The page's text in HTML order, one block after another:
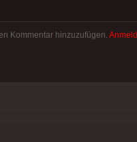
Kommentar hinzuzufügen.